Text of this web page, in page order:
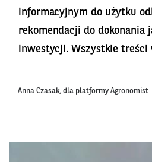
informacyjnym do użytku
rekomendacji do dokonania
inwestycji. Wszystkie treści
Anna Czasak, dla platformy Agronomist